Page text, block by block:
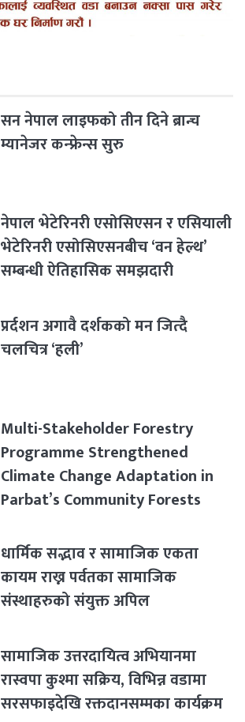
सन नेपाल लाइफको तीन दिने ब्रान्च
म्यानेजर कन्फ्रेन्स सुरु
नेपाल भेटेरिनरी एसोसिएसन र एसियाली
भेटेरिनरी एसोसिएसनबीच ‘वन हेल्थ’
सम्बन्धी ऐतिहासिक समझदारी
प्रर्दशन अगावै दर्शकको मन जित्दै
चलचित्र ‘हली’
Multi-Stakeholder Forestry
Programme Strengthened
Climate Change Adaptation in
Parbat’s Community Forests
धार्मिक सद्भाव र सामाजिक एकता
कायम राख्न पर्वतका सामाजिक
संस्थाहरुको संयुक्त अपिल
सामाजिक उत्तरदायित्व अभियानमा
रास्वपा कुश्मा सक्रिय, विभिन्न वडामा
सरसफाइदेखि रक्तदानसम्मका कार्यक्रम